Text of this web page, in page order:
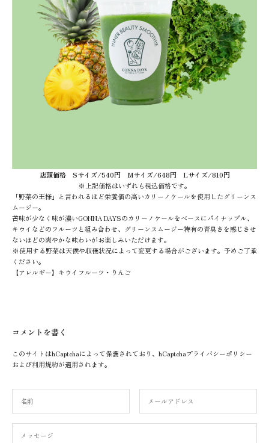
店頭価格 Sサイズ/540円 Mサイズ/648円 Lサイズ/810円
※上記価格はいずれも税込価格です。
「野菜の王様」と言われるほど栄養価の高いカリーノケールを使用したグリーンス
ムージー。
苦味が少なく味が濃いGONNA DAYSのカリーノケールをベースにパイナップル、
キウイなどのフルーツと組み合わせ、グリーンスムージー特有の青臭さを感じさせ
ないほどの爽やかな味わいがお楽しみいただけます。
※使用する野菜は天候や収穫状況によって変更する場合がございます。予めご了承
ください。
【アレルギー】キウイフルーツ・りんご
コメントを書く
このサイトはhCaptchaによって保護されており、hCaptchaプライバシーポリシー
および利用規約が適用されます。